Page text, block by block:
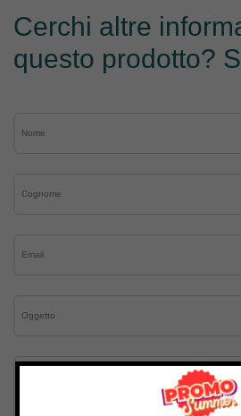
Cerchi altre
questo prodotto?